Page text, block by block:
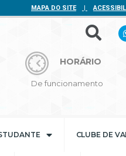
MAPA DO SITE |
HORÁRIO
De funcionamento
CLUBE DE